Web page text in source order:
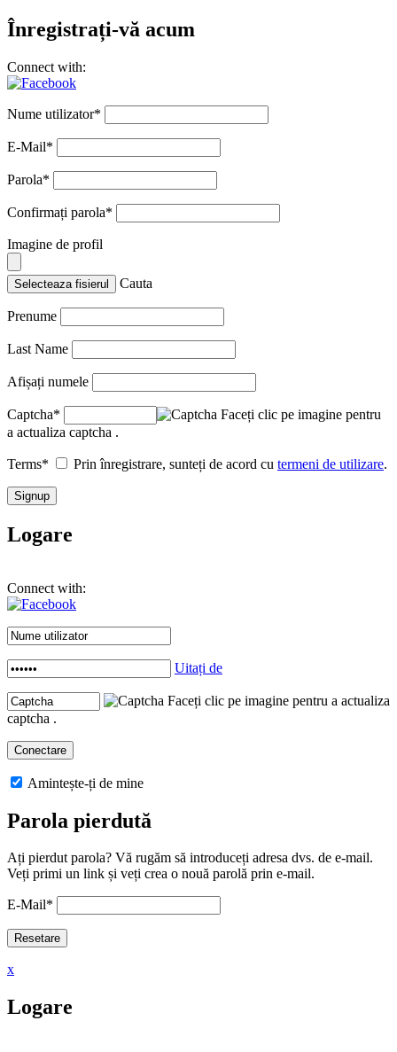
Înregistrați-vă acum
Connect with:
Nume utilizator*
E-Mail*
Parola*
Confirmați parola*
Imagine de profil
Selecteaza fisierul Cauta
Prenume
Last Name
Afișați numele
Captcha*
Faceți clic pe imagine pentru
a actualiza captcha .
Terms* Prin înregistrare, sunteți de acord cu termeni de utilizare.
Logare
Connect with:
Uitați de
Faceți clic pe imagine pentru a actualiza
captcha .
Amintește-ți de mine
Parola pierdută
Ați pierdut parola? Vă rugăm să introduceți adresa dvs. de e-mail.
Veți primi un link și veți crea o nouă parolă prin e-mail.
E-Mail*
x
Logare